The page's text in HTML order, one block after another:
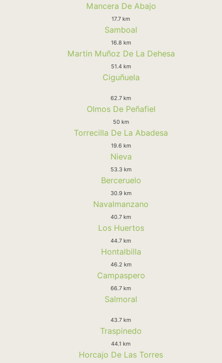
Mancera De Abajo
17.7 km
Samboal
16.8 km
Martin Muñoz De La Dehesa
51.4 km
Ciguñuela
62.7 km
Olmos De Peñafiel
50 km
Torrecilla De La Abadesa
19.6 km
Nieva
53.3 km
Berceruelo
30.9 km
Navalmanzano
40.7 km
Los Huertos
44.7 km
Hontalbilla
46.2 km
Campaspero
66.7 km
Salmoral
43.7 km
Traspinedo
44.1 km
Horcajo De Las Torres